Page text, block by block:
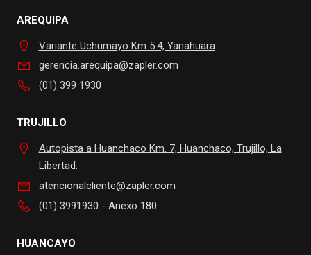
AREQUIPA
Variante Uchumayo Km 5.4, Yanahuara
gerencia.arequipa@zapler.com
(01) 399 1930
TRUJILLO
Autopista a Huanchaco Km. 7, Huanchaco, Trujillo, La
Libertad.
atencionalcliente@zapler.com
(01) 3991930 - Anexo 180
HUANCAYO